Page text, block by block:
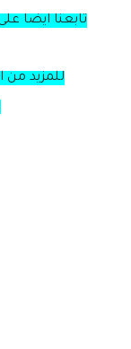
تابعنا ايضا
للمزيد من